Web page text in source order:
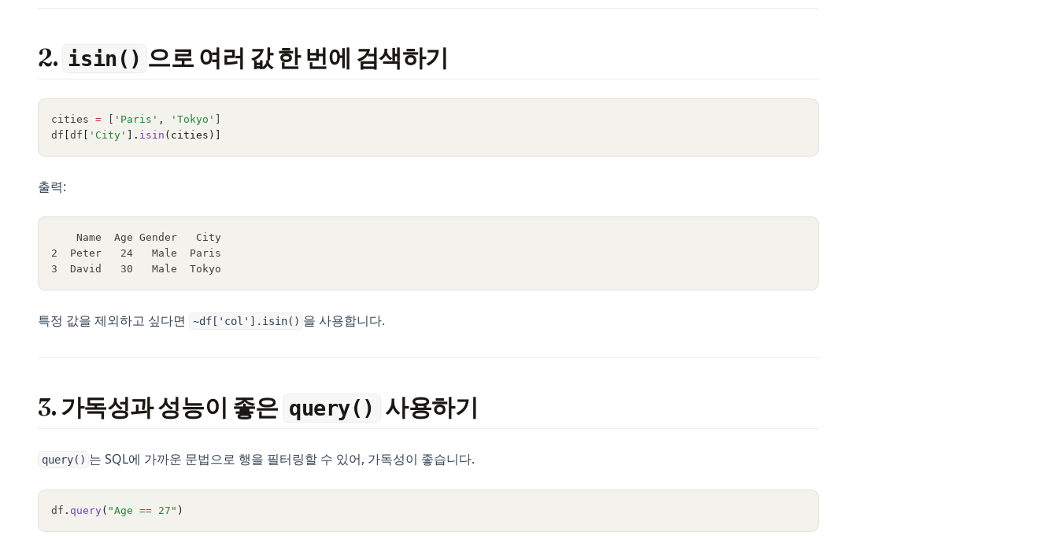
2. isin() 으로 여러 값 한 번에 검색하기
cities = [ 'Paris' , 'Tokyo' ]
df [df [ 'City' ]. isin (cities)]
출력:
    Name  Age Gender   City
2  Peter   24   Male  Paris
3  David   30   Male  Tokyo
특정 값을 제외하고 싶다면 ~df['col'].isin() 을 사용합니다.
3. 가독성과 성능이 좋은 query() 사용하기
query() 는 SQL에 가까운 문법으로 행을 필터링할 수 있어, 가독성이 좋습니다.
df . query ( "Age == 27" )